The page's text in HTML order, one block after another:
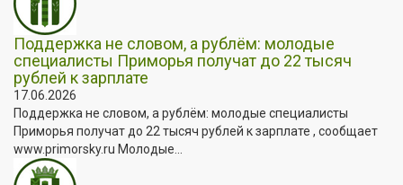
Поддержка не словом, а рублём: молодые
специалисты Приморья получат до 22 тысяч
рублей к зарплате
17.06.2026
Поддержка не словом, а рублём: молодые специалисты
Приморья получат до 22 тысяч рублей к зарплате , сообщает
www.primorsky.ru Молодые...